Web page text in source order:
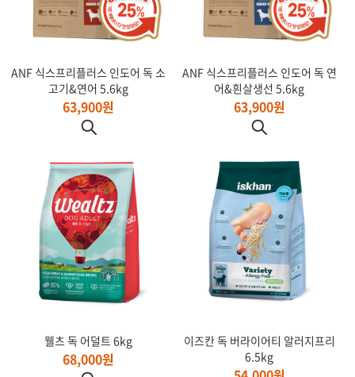
ANF 식스프리플러스 인도어 독 소
고기&연어 5.6kg
63,900원
ANF 식스프리플러스 인도어 독 연
어&흰살생선 5.6kg
63,900원
웰츠 독 어덜트 6kg
68,000원
이즈칸 독 버라이어티 알러지프리
6.5kg